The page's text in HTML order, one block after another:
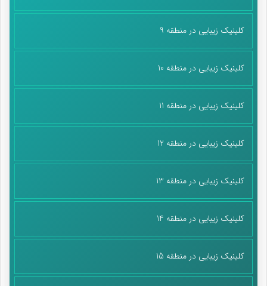
کلینیک زیبایی در منطقه 9
کلینیک زیبایی در منطقه 10
کلینیک زیبایی در منطقه 11
کلینیک زیبایی در منطقه 12
کلینیک زیبایی در منطقه 13
کلینیک زیبایی در منطقه 14
کلینیک زیبایی در منطقه 15